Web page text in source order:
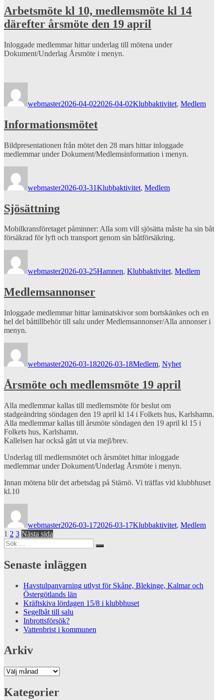
Arbetsmöte kl 10, medlemsmöte kl 14
därefter årsmöte den 19 april
Inloggade medlemmar hittar underlag till mötena under
Dokument/Underlag Årsmöte i menyn.
webmaster2026-04-022026-04-02Klubbaktivitet, Medlem
Informationsmötet
Bildpresentationen från mötet den 28 mars hittar inloggade
medlemmar under Dokument/Medlemsinformation i menyn.
webmaster2026-03-31Klubbaktivitet, Medlem
Sjösättning
Mobilkransföretaget påminner: Alla som vill sjösätta måste ha sin båt
försäkrad för lyft och transport genom sin båtförsäkring.
webmaster2026-03-25Hamnen, Klubbaktivitet, Medlem
Medlemsannonser
Inloggade medlemmar hittar laminatskivor som bortskänkes och en
hel del båttillbehör till salu under Medlemsannonser/Alla annonser i
menyn.
webmaster2026-03-182026-03-18Medlem, Nyhet
Årsmöte och medlemsmöte 19 april
Alla medlemmar kallas till medlemsmöte för beslut om
stadgeändring söndagen den 19 april kl 14 i Folkets hus, Karlshamn.
Alla medlemmar kallas till årsmöte söndagen den 19 april kl 15 i
Folkets hus, Karlshamn.
Kallelsen har också gått ut via mejl/brev.
Underlag till medlemsmötet och årsmötet hittar inloggade
medlemmar under Dokument/Underlag Årsmöte i menyn.
Innan mötena blir det arbetsdag på Stärnö. Vi träffas vid klubbhuset
kl.10
webmaster2026-03-172026-03-17Klubbaktivitet, Medlem
Sidnumrering
för
inlägg
Sida
1 Sida
2 Sida
3 Nästa sida
Sök
efter:
Sök
Senaste inläggen
Havstulpanvarning utlyst för Skåne, Blekinge, Kalmar och
Östergötlands län
Kräftskiva lördagen 15/8 i klubbhuset
Segelbåt till salu
Inbrottsförsök?
Vattenbrist i kommunen
Arkiv
Arkiv
Kategorier